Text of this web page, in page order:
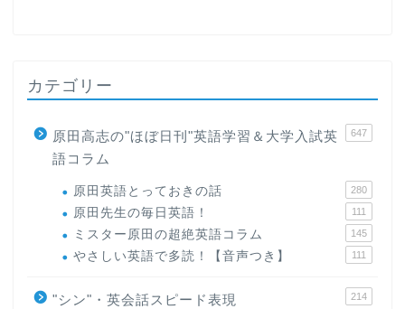
カテゴリー
原田高志の"ほぼ日刊"英語学習＆大学入試英
語コラム
647
原田英語とっておきの話 280
原田先生の毎日英語！ 111
ミスター原田の超絶英語コラム 145
やさしい英語で多読！【音声つき】 111
"シン"・英会話スピード表現 214